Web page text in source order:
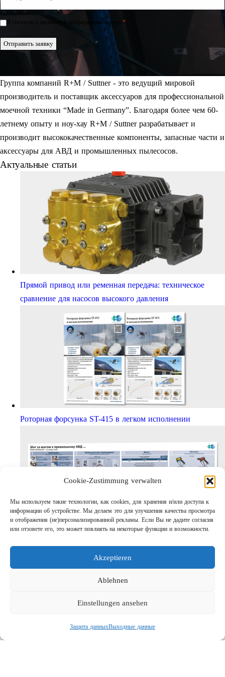
Cookie-Zustimmung verwalten
Мы используем такие технологии, как cookies, для хранения и/или доступа к
информации об устройстве. Мы делаем это для улучшения качества просмотра
и отображения (не)персонализированной рекламы. Если Вы не дадите согласия
или отзовете его, это может повлиять на некоторые функции и возможности.
Akzeptieren
Ablehnen
Einstellungen ansehen
Защита данныхВыходные данные
Mail
Einwilligung
Я согласен с политикой конфиденциальности. *
Отправить заявку
Группа компаний R+M / Suttner - это ведущий мировой
производитель и поставщик аксессуаров для профессиональной
моечной техники “Made in Germany”. Благодаря более чем 60-
летнему опыту и ноу-хау R+M / Suttner разрабатывает и
производит высококачественные компоненты, запасные части и
аксессуары для АВД и промышленных пылесосов.
Актуальные статьи
Прямой привод или ременная передача: техническое
сравнение для насосов высокого давления
Роторная форсунка ST-415 в легком исполнении